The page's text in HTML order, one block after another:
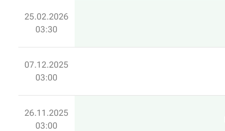
25.02.2026
03:30
07.12.2025
03:00
26.11.2025
03:00